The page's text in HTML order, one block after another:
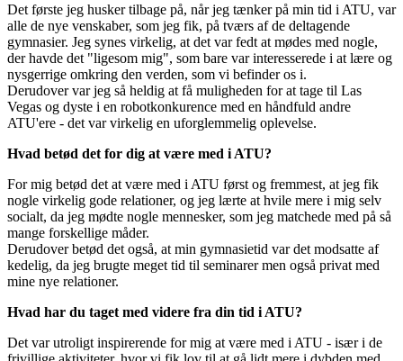
Det første jeg husker tilbage på, når jeg tænker på min tid i ATU, var
alle de nye venskaber, som jeg fik, på tværs af de deltagende
gymnasier. Jeg synes virkelig, at det var fedt at mødes med nogle,
der havde det "ligesom mig", som bare var interesserede i at lære og
nysgerrige omkring den verden, som vi befinder os i.
Derudover var jeg så heldig at få muligheden for at tage til Las
Vegas og dyste i en robotkonkurence med en håndfuld andre
ATU'ere - det var virkelig en uforglemmelig oplevelse.
Hvad betød det for dig at være med i ATU?
For mig betød det at være med i ATU først og fremmest, at jeg fik
nogle virkelig gode relationer, og jeg lærte at hvile mere i mig selv
socialt, da jeg mødte nogle mennesker, som jeg matchede med på så
mange forskellige måder.
Derudover betød det også, at min gymnasietid var det modsatte af
kedelig, da jeg brugte meget tid til seminarer men også privat med
mine nye relationer.
Hvad har du taget med videre fra din tid i ATU?
Det var utroligt inspirerende for mig at være med i ATU - især i de